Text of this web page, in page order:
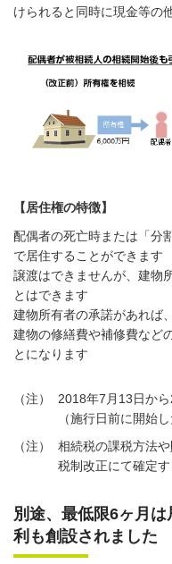
けられると同時に現金等の
【居住権の特徴】
配偶者の死亡時または「分
で居住することができます
譲渡はできませんが、建物
とはできます
建物所有者の承諾があれば
建物の修繕費や補修費など
とになります
（注）
2018年7月13日か
（施行日前に開始
（注）
相続税の課税方法
税制改正にて確定す
別途、最低限6ヶ月
利も創設されました